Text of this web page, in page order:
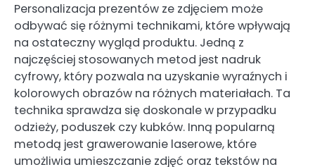
Personalizacja prezentów ze zdjęciem może
odbywać się różnymi technikami, które wpływają
na ostateczny wygląd produktu. Jedną z
najczęściej stosowanych metod jest nadruk
cyfrowy, który pozwala na uzyskanie wyraźnych i
kolorowych obrazów na różnych materiałach. Ta
technika sprawdza się doskonale w przypadku
odzieży, poduszek czy kubków. Inną popularną
metodą jest grawerowanie laserowe, które
umożliwia umieszczanie zdjęć oraz tekstów na